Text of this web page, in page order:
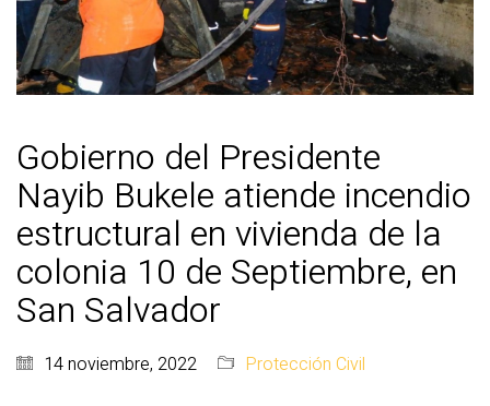
Gobierno del Presidente
Nayib Bukele atiende incendio
estructural en vivienda de la
colonia 10 de Septiembre, en
San Salvador
14 noviembre, 2022 Protección Civil